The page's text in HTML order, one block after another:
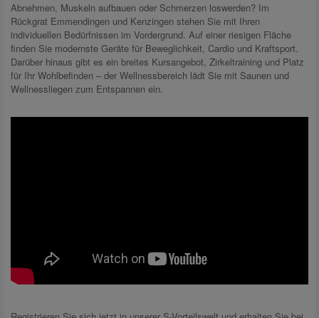
Abnehmen, Muskeln aufbauen oder Schmerzen loswerden? Im
Rückgrat Emmendingen und Kenzingen stehen Sie mit Ihren
individuellen Bedürfnissen im Vordergrund. Auf einer riesigen Fläche
finden Sie modernste Geräte für Beweglichkeit, Cardio und Kraftsport.
Darüber hinaus gibt es ein breites Kursangebot, Zirkeltraining und Platz
für Ihr Wohlbefinden – der Wellnessbereich lädt Sie mit Saunen und
Wellnessliegen zum Entspannen ein.